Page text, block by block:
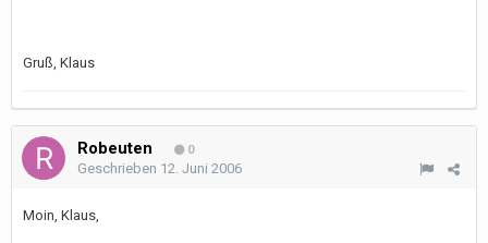
Gruß, Klaus
Robeuten 0
Geschrieben 12. Juni 2006
Moin, Klaus,